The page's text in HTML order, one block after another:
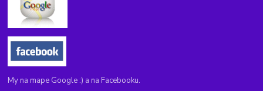
My na mape Google :) a na Facebooku.